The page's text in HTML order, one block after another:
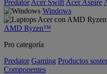
Predator Acer Swift Acer Aspire
Windows
AMD Ryzen™
Pro categoría
Predator Gaming Productos
Componentes